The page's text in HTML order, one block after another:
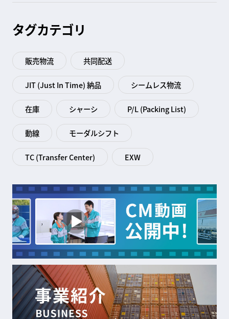
タグカテゴリ
販売物流 共同配送
JIT (Just In Time) 納品 シームレス物流
在庫 シャーシ P/L (Packing List)
動線 モーダルシフト
TC (Transfer Center) EXW